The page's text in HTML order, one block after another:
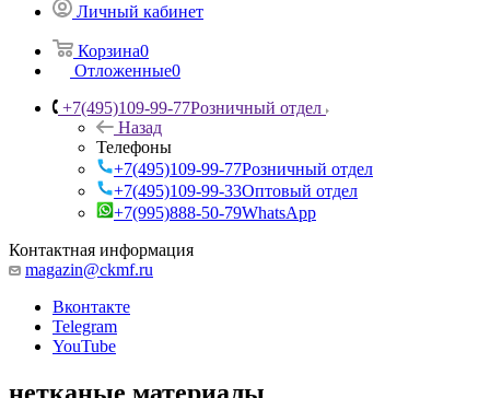
Личный кабинет
Корзина0
Отложенные0
+7(495)109-99-77Розничный отдел
Назад
Телефоны
+7(495)109-99-77Розничный отдел
+7(495)109-99-33Оптовый отдел
+7(995)888-50-79WhatsApp
Контактная информация
magazin@ckmf.ru
Вконтакте
Telegram
YouTube